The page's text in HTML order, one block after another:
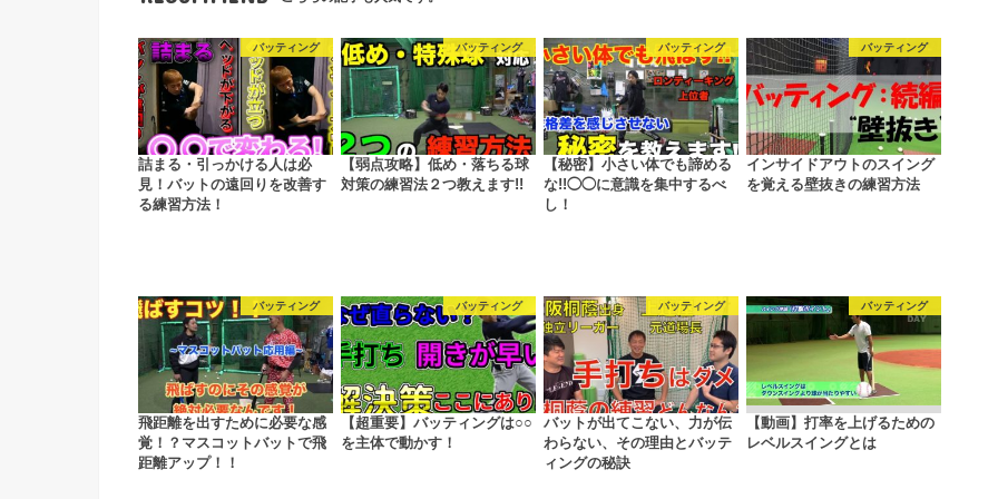
バッティング
詰まる・引っかける人は必
見！バットの遠回りを改善す
る練習方法！
バッティング
【弱点攻略】低め・落ちる球
対策の練習法２つ教えます!!
バッティング
【秘密】小さい体でも諦める
な!!◯◯に意識を集中するべ
し！
バッティング
インサイドアウトのスイング
を覚える壁抜きの練習方法
バッティング
飛距離を出すために必要な感
覚！？マスコットバットで飛
距離アップ！！
バッティング
【超重要】バッティングは○○
を主体で動かす！
バッティング
バットが出てこない、力が伝
わらない、その理由とバッテ
ィングの秘訣
バッティング
【動画】打率を上げるための
レベルスイングとは